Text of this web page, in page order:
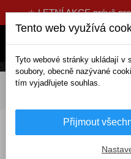
☀️ LETNÍ AKCE právě
DOMOV Výbava a nářadí
Ochranné brýle
Tento web využívá
Tyto webové stránky ukládají v
soubory, obecně nazývané
tím vyjadřujete souhlas.
Přijmout